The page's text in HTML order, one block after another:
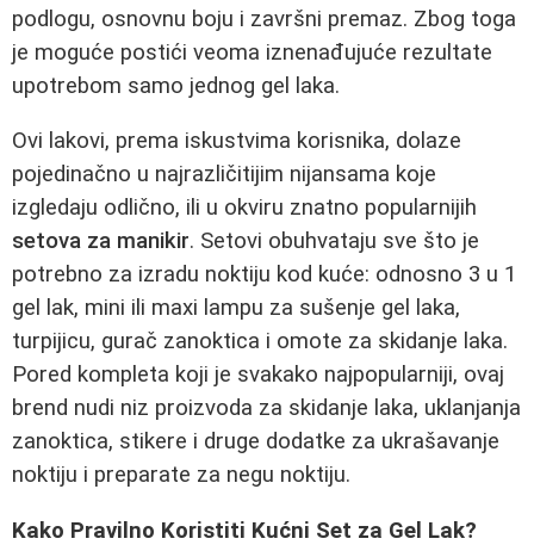
podlogu, osnovnu boju i završni premaz. Zbog toga
je moguće postići veoma iznenađujuće rezultate
upotrebom samo jednog gel laka.
Ovi lakovi, prema iskustvima korisnika, dolaze
pojedinačno u najrazličitijim nijansama koje
izgledaju odlično, ili u okviru znatno popularnijih
setova za manikir. Setovi obuhvataju sve što je
potrebno za izradu noktiju kod kuće: odnosno 3 u 1
gel lak, mini ili maxi lampu za sušenje gel laka,
turpijicu, gurač zanoktica i omote za skidanje laka.
Pored kompleta koji je svakako najpopularniji, ovaj
brend nudi niz proizvoda za skidanje laka, uklanjanja
zanoktica, stikere i druge dodatke za ukrašavanje
noktiju i preparate za negu noktiju.
Kako Pravilno Koristiti Kućni Set za Gel Lak?